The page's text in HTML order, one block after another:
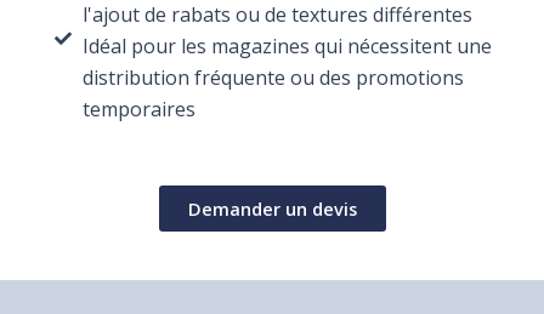
l'ajout de rabats ou de textures différentes
Idéal pour les magazines qui nécessitent une
distribution fréquente ou des promotions
temporaires
Demander un devis